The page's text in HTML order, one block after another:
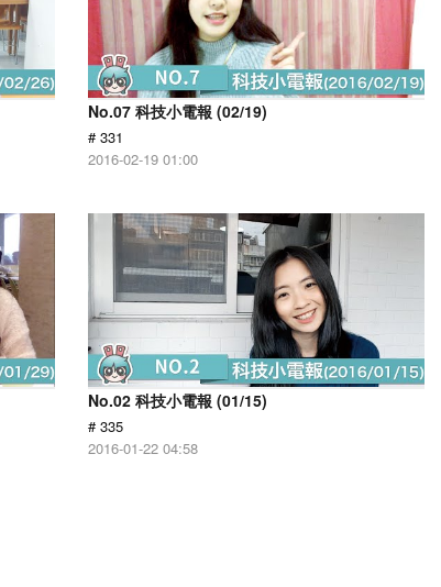
No.07 科技小電報 (02/19)
# 331
2016-02-19 01:00
No.02 科技小電報 (01/15)
# 335
2016-01-22 04:58